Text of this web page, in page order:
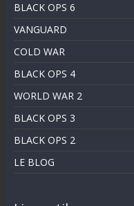
BLACK OPS 6
VANGUARD
COLD WAR
BLACK OPS 4
WORLD WAR 2
BLACK OPS 3
BLACK OPS 2
LE BLOG